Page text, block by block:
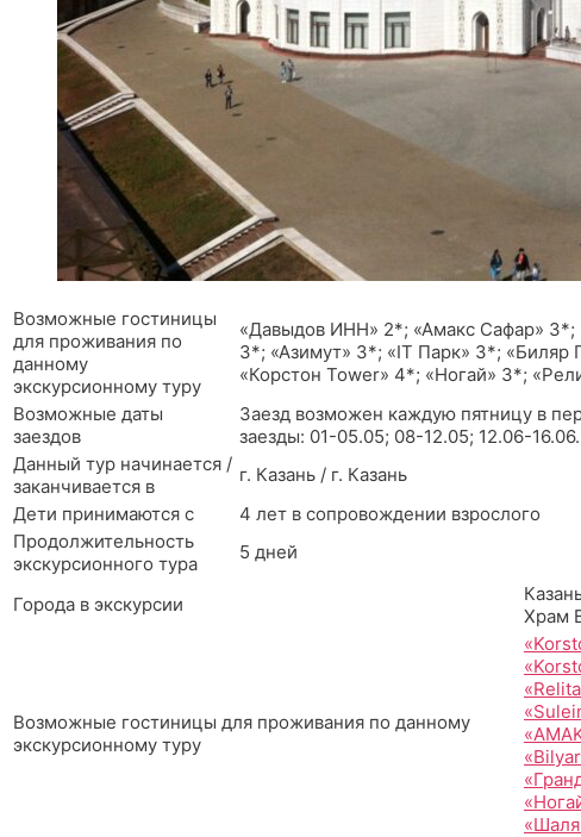
Возможные гостиницы
для проживания по
данному
экскурсионному туру
«Давыдов ИНН» 2*; «Амакс Сафар» 3*;
3*; «Азимут» 3*; «IT Парк» 3*; «Биляр
«Корстон Tower» 4*; «Ногай» 3*;
Возможные даты
заездов
Заезд возможен каждую пятницу в
заезды: 01-05.05; 08-12.05; 12.06-
Данный тур начинается /
заканчивается в
г. Казань / г. Казань
Дети принимаются с
4 лет в сопровождении взрослого
Продолжительность
экскурсионного тура
5 дней
Города в экскурсии
Храм
Возможные гостиницы для проживания по данному
экскурсионному туру